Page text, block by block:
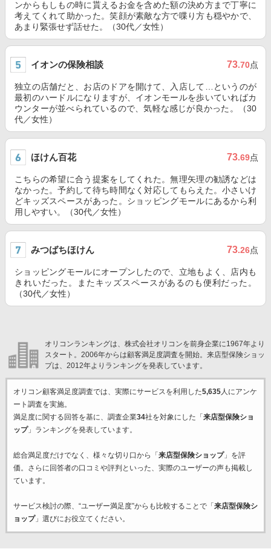
ンからもしもの時に貰えるお金を含めた額の決め方まで丁寧に
考えてくれて助かった。笑顔が素敵な方で喋り方も穏やかで、
あまり緊張せず話せた。（30代／女性）
イオンの保険相談 73.70点
独立の店舗だと、お店のドアを開けて、入店して…というのが
最初のハードルになりますが、イオンモールを歩いていればカ
ウンターが並べられているので、気軽な感じが良かった。（30
代／女性）
ほけん百花 73.69点
こちらの希望に合う提案をしてくれた。無理矢理の勧誘などは
なかった。予約して待ち時間なく対応してもらえた。小さいけ
どキッズスペースがあった。ショッピングモールにあるから利
用しやすい。（30代／女性）
みつばちほけん 73.26点
ショッピングモールにオープンしたので、立地もよく、店内も
きれいだった。またキッズスペースがあるのも便利だった。
（30代／女性）
オリコンランキングは、株式会社オリコンを前身企業に1967年より
スタート。2006年からは顧客満足度調査を開始。来店型保険ショッ
プは、2012年よりランキングを発表しています。
オリコン顧客満足度調査では、実際にサービスを利用した5,635人にアンケ
ート調査を実施。
満足度に関する回答を基に、調査企業34社を対象にした「 来店型保険ショ
ップ」ランキングを発表しています。
総合満足度だけでなく、様々な切り口から「 来店型保険ショップ」を評
価。さらに回答者の口コミや評判といった、実際のユーザーの声も掲載し
ています。
サービス検討の際、“ユーザー満足度”からも比較することで「 来店型保険シ
ョップ」選びにお役立てください。